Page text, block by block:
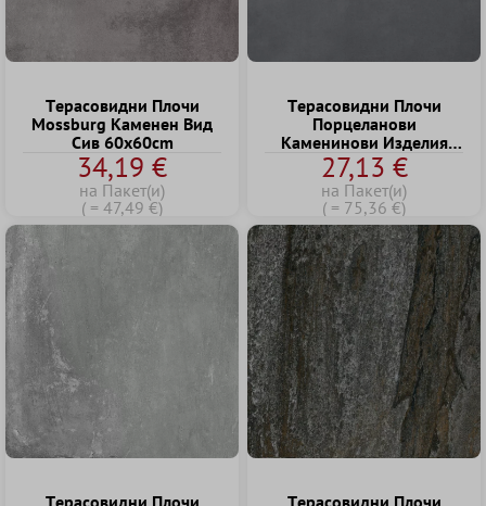
Tерасовидни Плочи
Mossburg Kаменен Bид
Сив 60x60cm
34,19 €
на Пакет(и)
( = 47,49 €)
Tерасовидни Плочи
Порцеланови
Kаменинови Изделия
Hagen Сив 60x60x3cm
27,13 €
на Пакет(и)
( = 75,36 €)
Tерасовидни Плочи
Tерасовидни Плочи